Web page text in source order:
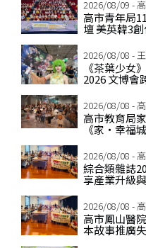
2026/08/09 -
高市青年局
壇 美英韓3
2026/08/08 -
《茶葉少女
2026 文博會
2026/08/08 -
高市教育局
《家‧幸福
2026/08/08 -
綜合類雜誌
享產業升級
2026/08/08 -
高市鳳山醫
本故事推廣